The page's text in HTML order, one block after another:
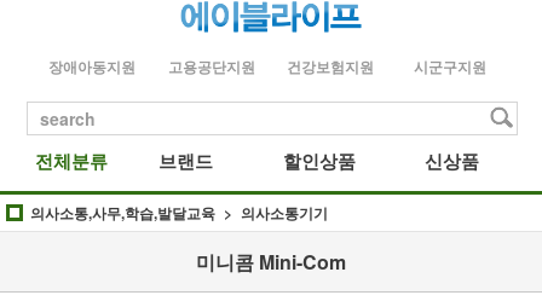
장애아동지원 고용공단지원 건강보험지원 시군구지원
search
전체분류 브랜드 할인상품 신상품
의사소통,사무,학습,발달교육 의사소통기기
미니콤 Mini-Com